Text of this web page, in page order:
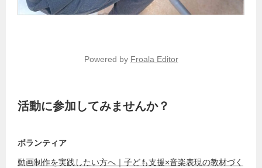
Powered by Froala Editor
活動に参加してみませんか？
ボランティア
動画制作を実践したい方へ｜子ども支援×音楽表現の教材づく